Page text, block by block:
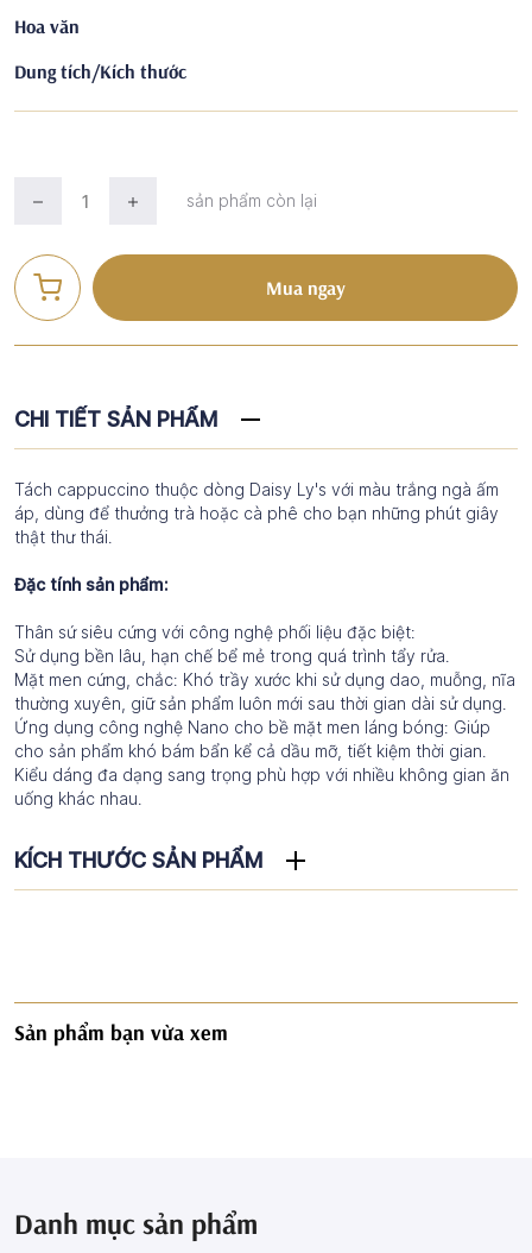
Hoa văn
Dung tích/Kích thước
sản phẩm còn lại
Mua ngay
CHI TIẾT SẢN PHẨM
Tách cappuccino thuộc dòng Daisy Ly's với màu trắng ngà ấm
áp, dùng để thưởng trà hoặc cà phê cho bạn những phút giây
thật thư thái.
Đặc tính sản phẩm:
Thân sứ siêu cứng với công nghệ phối liệu đặc biệt:
Sử dụng bền lâu, hạn chế bể mẻ trong quá trình tẩy rửa.
Mặt men cứng, chắc: Khó trầy xước khi sử dụng dao, muỗng, nĩa
thường xuyên, giữ sản phẩm luôn mới sau thời gian dài sử dụng.
Ứng dụng công nghệ Nano cho bề mặt men láng bóng: Giúp
cho sản phẩm khó bám bẩn kể cả dầu mỡ, tiết kiệm thời gian.
Kiểu dáng đa dạng sang trọng phù hợp với nhiều không gian ăn
uống khác nhau.
KÍCH THƯỚC SẢN PHẨM
Sản phẩm bạn vừa xem
Danh mục sản phẩm